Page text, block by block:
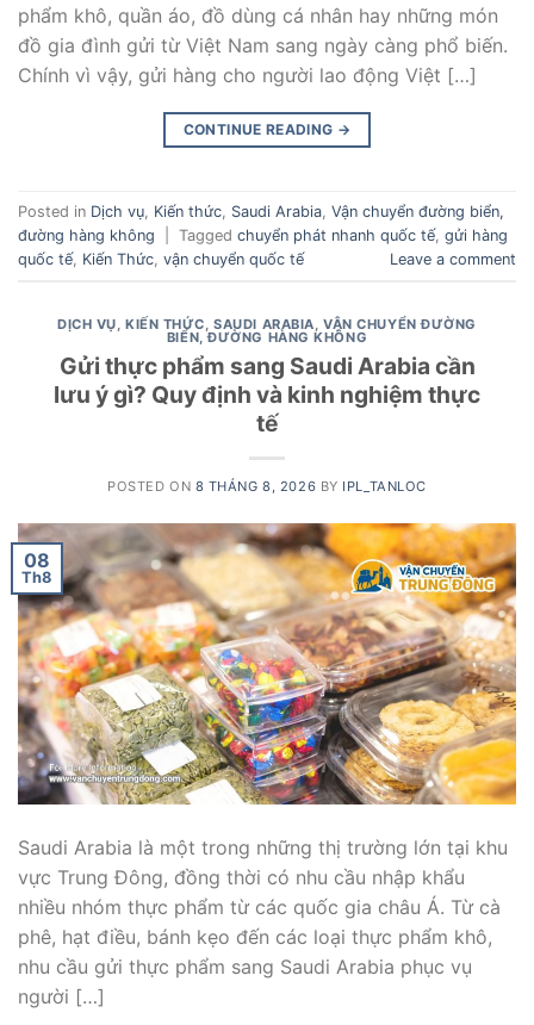
phẩm khô, quần áo, đồ dùng cá nhân hay những món
đồ gia đình gửi từ Việt Nam sang ngày càng phổ biến.
Chính vì vậy, gửi hàng cho người lao động Việt […]
CONTINUE READING →
Posted in Dịch vụ Kiến thức Saudi Arabia Vận chuyển đường biển,
đường hàng không
Tagged chuyển phát nhanh quốc tế, gửi hàng
quốc tế, Kiến Thức vận chuyển quốc tế Leave a comment
DỊCH VỤ,KIẾN THỨC,SAUDI ARABIA,VẬN CHUYỂN ĐƯỜNG
BIỂN, ĐƯỜNG HÀNG KHÔNG
Gửi thực phẩm sang Saudi Arabia cần
lưu ý gì? Quy định và kinh nghiệm thực
tế
POSTED ON 8 THÁNG 8, 2026 BY IPL_TANLOC
08
Th8
Saudi Arabia là một trong những thị trường lớn tại khu
vực Trung Đông, đồng thời có nhu cầu nhập khẩu
nhiều nhóm thực phẩm từ các quốc gia châu Á. Từ cà
phê, hạt điều, bánh kẹo đến các loại thực phẩm khô,
nhu cầu gửi thực phẩm sang Saudi Arabia phục vụ
người […]